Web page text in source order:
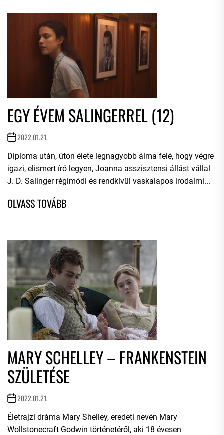
EGY ÉVEM SALINGERREL (12)
2022.01.21.
Diploma után, úton élete legnagyobb álma felé, hogy végre
igazi, elismert író legyen, Joanna asszisztensi állást vállal
J. D. Salinger régimódi és rendkívül vaskalapos irodalmi...
MARY SCHELLEY – FRANKENSTEIN
SZÜLETÉSE
2022.01.21.
Életrajzi dráma Mary Shelley, eredeti nevén Mary
Wollstonecraft Godwin történetéről, aki 18 évesen